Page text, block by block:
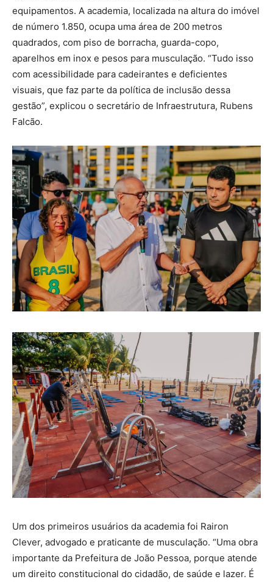
equipamentos. A academia, localizada na altura do imóvel
de número 1.850, ocupa uma área de 200 metros
quadrados, com piso de borracha, guarda-copo,
aparelhos em inox e pesos para musculação. “Tudo isso
com acessibilidade para cadeirantes e deficientes
visuais, que faz parte da política de inclusão dessa
gestão”, explicou o secretário de Infraestrutura, Rubens
Falcão.
Um dos primeiros usuários da academia foi Rairon
Clever, advogado e praticante de musculação. “Uma obra
importante da Prefeitura de João Pessoa, porque atende
um direito constitucional do cidadão, de saúde e lazer. É